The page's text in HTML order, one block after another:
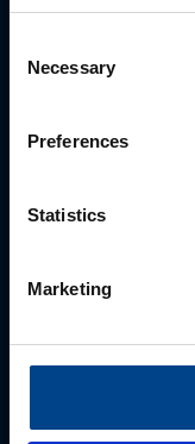
Selection
Necessary
Preferences
Statistics
Marketing
+372 56560000
Perekonnanimi